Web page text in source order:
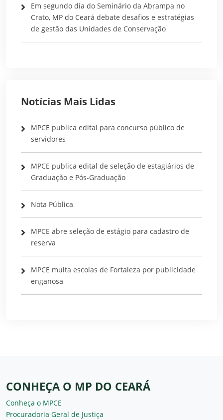
Em segundo dia do Seminário da Abrampa no
Crato, MP do Ceará debate desafios e estratégias
de gestão das Unidades de Conservação
Notícias Mais Lidas
MPCE publica edital para concurso público de
servidores
MPCE publica edital de seleção de estagiários de
Graduação e Pós-Graduação
Nota Pública
MPCE abre seleção de estágio para cadastro de
reserva
MPCE multa escolas de Fortaleza por publicidade
enganosa
CONHEÇA O MP DO CEARÁ
Conheça o MPCE
Procuradoria Geral de Justiça